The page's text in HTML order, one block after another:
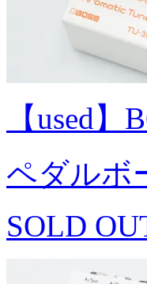
【used
ペダルボ
SOLD